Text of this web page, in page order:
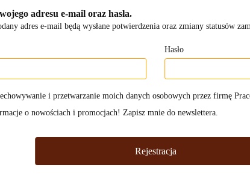
adresu e-mail oraz hasła.
adres e-mail będą wysłane potwierdzenia oraz zmiany statusów
Hasło
i przetwarzanie moich danych osobowych przez firmę
o nowościach i promocjach! Zapisz mnie do newslettera.
Rejestracja